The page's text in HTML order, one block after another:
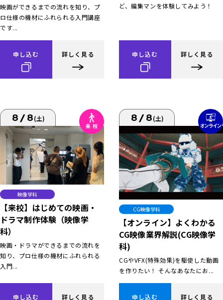
映画ができるまでの流れを知り、プ
ロ仕様の機材にふれられる入門講座
です...
申し込む 詳しく見る
ど、編集マンを体験してみよう！
申し込む 詳しく見る
8/8(土)
映像学科
【来校】はじめての映画・
ドラマ制作体験（映像学
科）
映画・ドラマができるまでの流れを
知り、プロ仕様の機材にふれられる
入門...
申し込む 詳しく見る
8/8(土)
CG映像学科
【オンライン】よくわかる
CG映像業界解説(CG映像学
科)
CGやVFX(特殊効果)を駆使した動画
を作りたい！ そんなあなたにお...
申し込む 詳しく見る